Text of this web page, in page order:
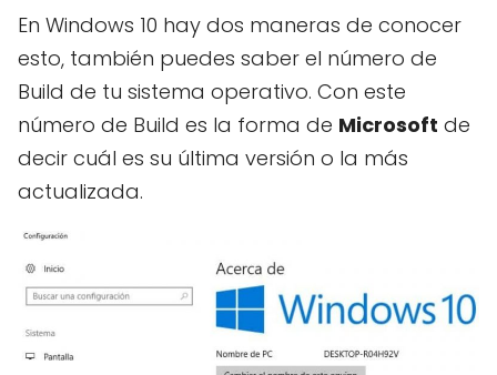
En Windows 10 hay dos maneras de conocer
esto, también puedes saber el número de
Build de tu sistema operativo. Con este
número de Build es la forma de Microsoft de
decir cuál es su última versión o la más
actualizada.